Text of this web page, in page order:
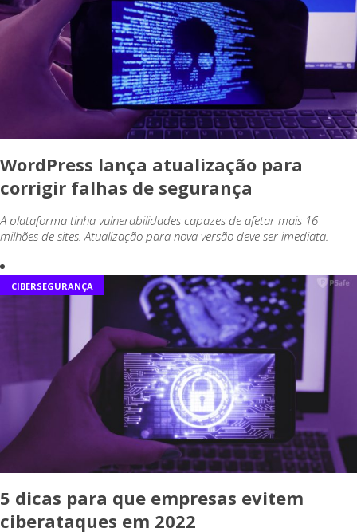
WordPress lança atualização para
corrigir falhas de segurança
A plataforma tinha vulnerabilidades capazes de afetar mais 16
milhões de sites. Atualização para nova versão deve ser imediata.
CIBERSEGURANÇA
5 dicas para que empresas evitem
ciberataques em 2022